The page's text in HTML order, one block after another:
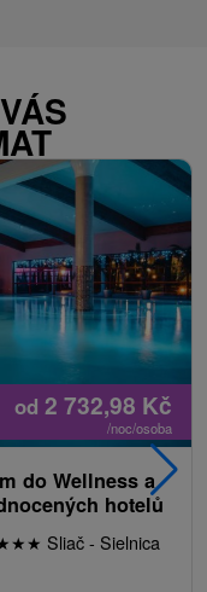
od 2 732,98 Kč
/noc/osoba
do Wellness a
hotelů
★★ Sliač - Sielnica